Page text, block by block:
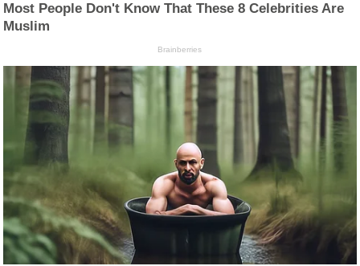
Most People Don't Know That These 8 Celebrities Are
Muslim
Brainberries